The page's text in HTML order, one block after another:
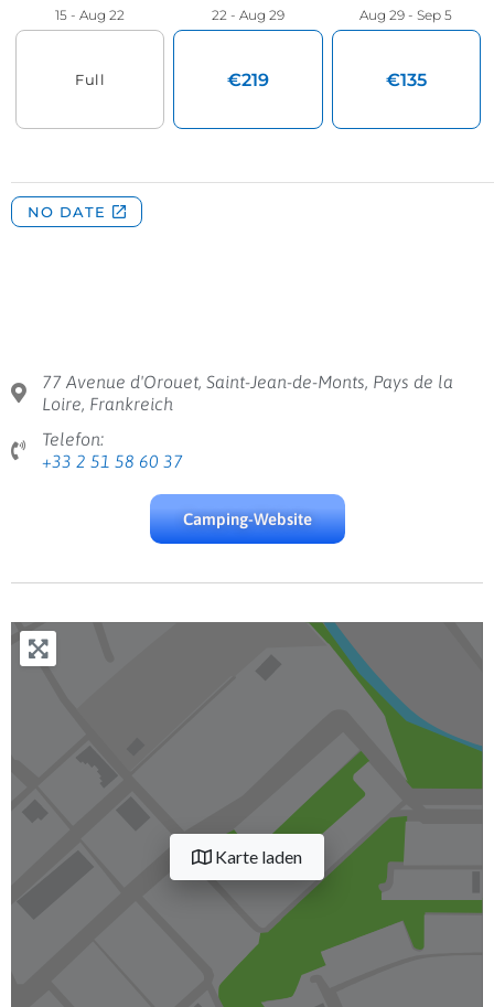
77 Avenue d'Orouet, Saint-Jean-de-Monts, Pays de la
Loire, Frankreich
Telefon:
+33 2 51 58 60 37
Camping-Website
Karte laden